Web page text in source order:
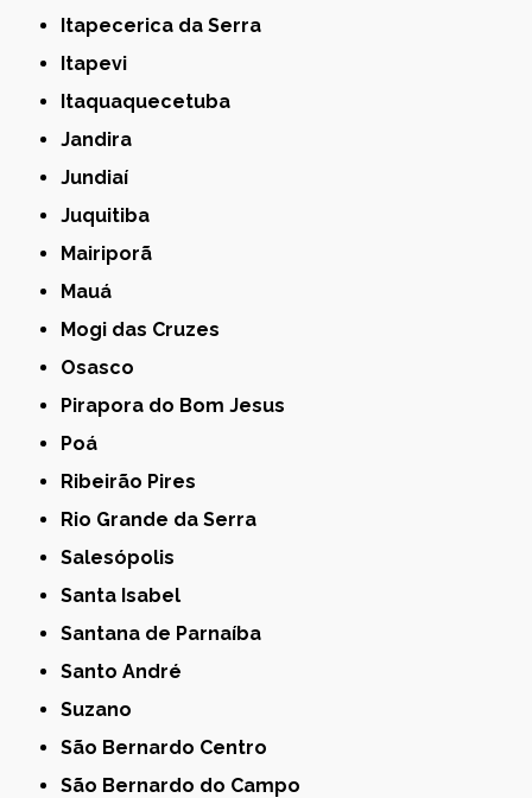
Itapecerica da Serra
Itapevi
Itaquaquecetuba
Jandira
Jundiaí
Juquitiba
Mairiporã
Mauá
Mogi das Cruzes
Osasco
Pirapora do Bom Jesus
Poá
Ribeirão Pires
Rio Grande da Serra
Salesópolis
Santa Isabel
Santana de Parnaíba
Santo André
Suzano
São Bernardo Centro
São Bernardo do Campo